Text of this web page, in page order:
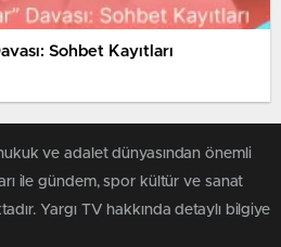
Sohbet Kayıtları
ve adalet dünyasından önemli
ile gündem, spor kültür ve sanat
Yargı TV hakkında detaylı bilgiye